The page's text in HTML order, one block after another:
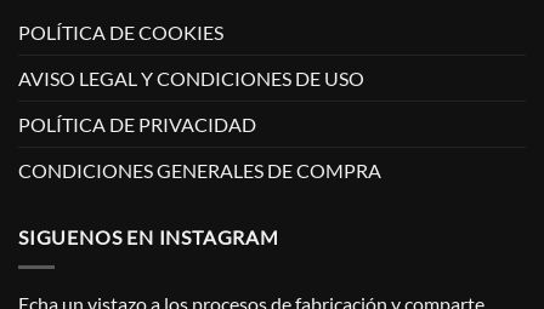
POLÍTICA DE COOKIES
AVISO LEGAL Y CONDICIONES DE USO
POLÍTICA DE PRIVACIDAD
CONDICIONES GENERALES DE COMPRA
SIGUENOS EN INSTAGRAM
Echa un vistazo a los procesos de fabricación y comparte